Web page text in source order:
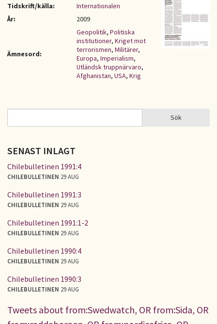
Tidskrift/källa:
Internationalen
År:
2009
Ämnesord:
Geopolitik, Politiska
institutioner, Kriget mot
terrorismen, Militärer,
Europa, Imperialism,
Utländsk truppnärvaro,
Afghanistan, USA, Krig
SÖKFORMULÄR Sök
SENAST INLAGT
Chilebulletinen 1991:4
CHILEBULLETINEN 29 AUG
Chilebulletinen 1991:3
CHILEBULLETINEN 29 AUG
Chilebulletinen 1991:1-2
CHILEBULLETINEN 29 AUG
Chilebulletinen 1990:4
CHILEBULLETINEN 29 AUG
Chilebulletinen 1990:3
CHILEBULLETINEN 29 AUG
Tweets about from:Swedwatch, OR from:Sida, OR